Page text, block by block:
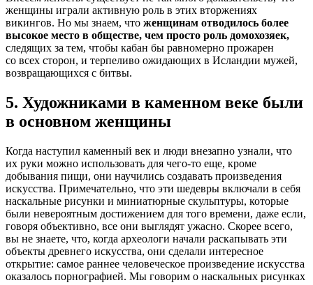
женщины играли активную роль в этих вторжениях
викингов. Но мы знаем, что женщинам отводилось более
высокое место в обществе, чем просто роль домохозяек,
следящих за тем, чтобы кабан бы равномерно прожарен
со всех сторон, и терпеливо ожидающих в Исландии мужей,
возвращающихся с битвы.
5. Художниками в каменном веке были
в основном женщины
Когда наступил каменный век и люди внезапно узнали, что
их руки можно использовать для чего-то еще, кроме
добывания пищи, они научились создавать произведения
искусства. Примечательно, что эти шедевры включали в себя
наскальные рисунки и миниатюрные скульптуры, которые
были невероятным достижением для того времени, даже если,
говоря объективно, все они выглядят ужасно. Скорее всего,
вы не знаете, что, когда археологи начали раскапывать эти
объекты древнего искусства, они сделали интересное
открытие: самое раннее человеческое произведение искусства
оказалось порнографией. Мы говорим о наскальных рисунках